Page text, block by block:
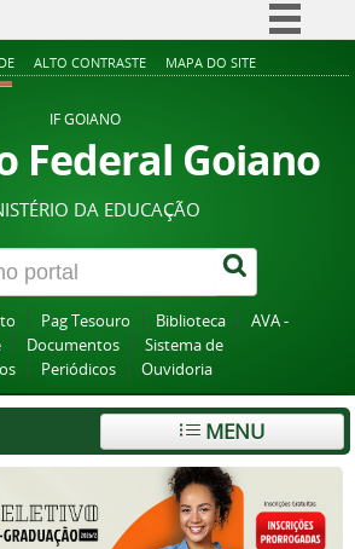
Simplifique!
Acesso à informação
Legislação
Canais
ALTO CONTRASTE MAPA DO SITE
IF GOIANO
Federal Goiano
DA EDUCAÇÃO
Pag Tesouro Biblioteca
AVA -
Documentos
Sistema de
Periódicos Ouvidoria
MENU